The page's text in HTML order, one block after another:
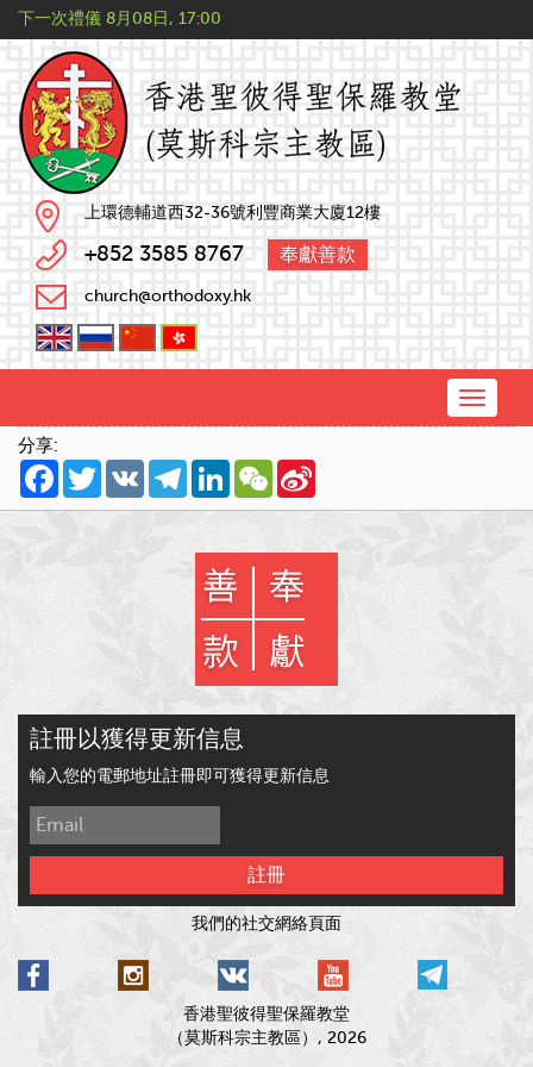
下一次禮儀 8月08日, 17:00
上環德輔道西32-36號利豐商業大廈12樓
+852 3585 8767 奉獻善款
church@orthodoxy.hk
Toggle
分享:
Facebook
TwitterVK TelegramLinkedInWeChat
註冊以獲得更新信息
輸入您的電郵地址註冊即可獲得更新信息
註冊
我們的社交網絡頁面
香港聖彼得聖保羅教堂
（莫斯科宗主教區）, 2026